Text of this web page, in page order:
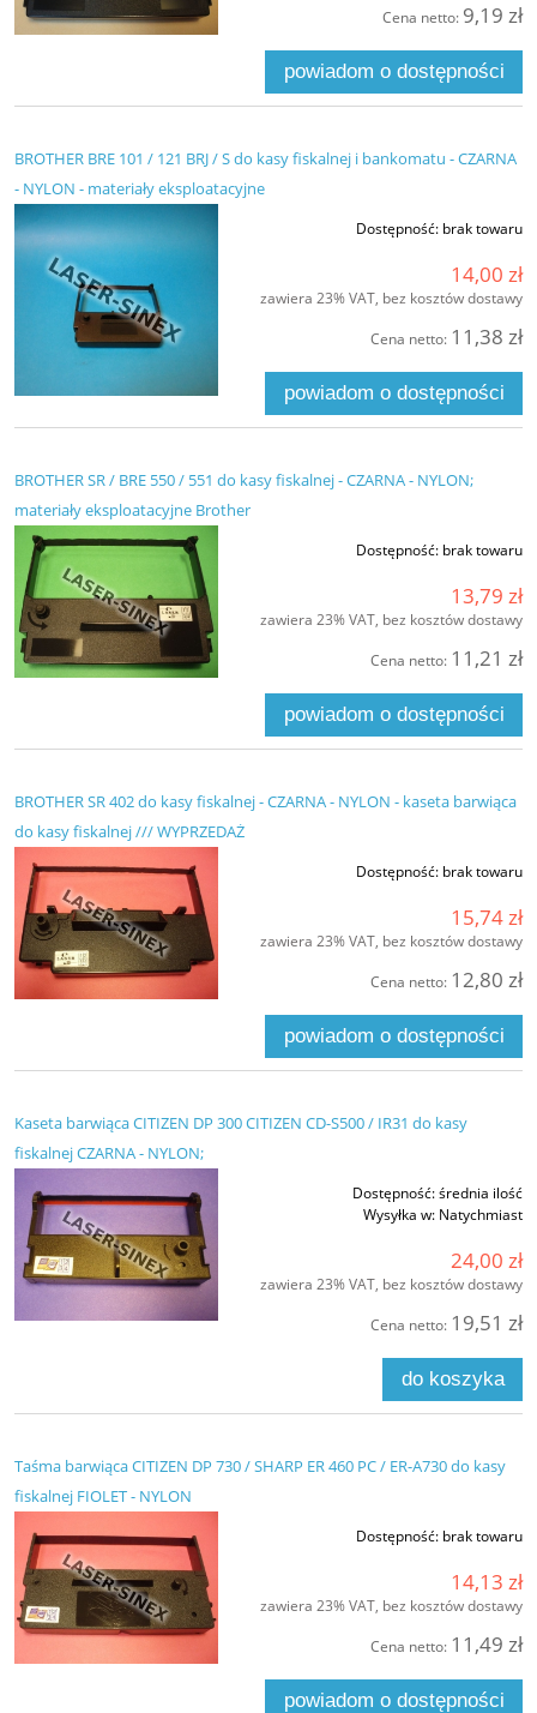
Cena netto: 9,19 zł
powiadom o dostępności
BROTHER BRE 101 / 121 BRJ / S do kasy fiskalnej i bankomatu - CZARNA
- NYLON - materiały eksploatacyjne
Dostępność: brak towaru
14,00 zł
zawiera 23% VAT, bez kosztów dostawy
Cena netto: 11,38 zł
powiadom o dostępności
BROTHER SR / BRE 550 / 551 do kasy fiskalnej - CZARNA - NYLON;
materiały eksploatacyjne Brother
Dostępność: brak towaru
13,79 zł
zawiera 23% VAT, bez kosztów dostawy
Cena netto: 11,21 zł
powiadom o dostępności
BROTHER SR 402 do kasy fiskalnej - CZARNA - NYLON - kaseta barwiąca
do kasy fiskalnej /// WYPRZEDAŻ
Dostępność: brak towaru
15,74 zł
zawiera 23% VAT, bez kosztów dostawy
Cena netto: 12,80 zł
powiadom o dostępności
Kaseta barwiąca CITIZEN DP 300 CITIZEN CD-S500 / IR31 do kasy
fiskalnej CZARNA - NYLON;
Dostępność:średnia ilość
Wysyłka w: Natychmiast
24,00 zł
zawiera 23% VAT, bez kosztów dostawy
Cena netto: 19,51 zł
do koszyka
Taśma barwiąca CITIZEN DP 730 / SHARP ER 460 PC / ER-A730 do kasy
fiskalnej FIOLET - NYLON
Dostępność: brak towaru
14,13 zł
zawiera 23% VAT, bez kosztów dostawy
Cena netto: 11,49 zł
powiadom o dostępności